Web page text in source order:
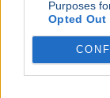
Purposes
Opted Out
mondott le.